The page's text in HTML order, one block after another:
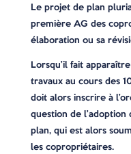
Le projet de plan
première AG des
élaboration ou sa
Lorsqu’il fait
travaux au cours des
doit alors inscrire à
question de
plan, qui est alors
les copropriétaires.